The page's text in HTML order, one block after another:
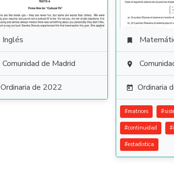
Inglés
Comunidad de Madrid
Ordinaria de 2022


 Ordinaria
#matrices #
#continuidad #
#estadistica